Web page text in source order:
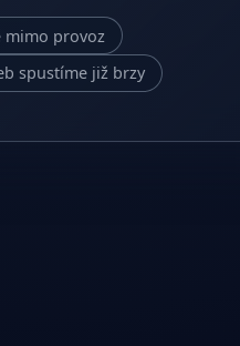
mimo provoz
spustíme již brzy